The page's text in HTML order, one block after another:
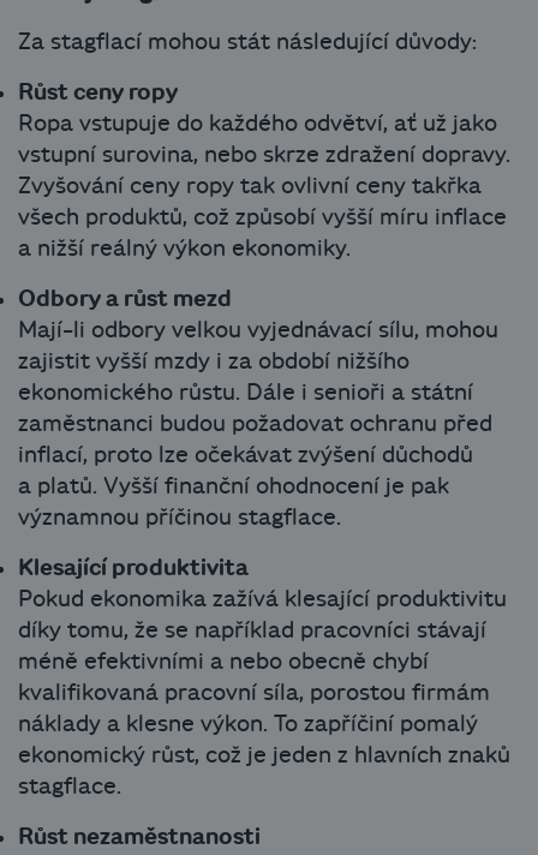
Za stagflací mohou stát následující důvody:
Růst ceny ropy
Ropa vstupuje do každého odvětví, ať už jako
vstupní surovina, nebo skrze zdražení dopravy.
Zvyšování ceny ropy tak ovlivní ceny takřka
všech produktů, což způsobí vyšší míru inflace
a nižší reálný výkon ekonomiky.
Odbory a růst mezd
Mají-li odbory velkou vyjednávací sílu, mohou
zajistit vyšší mzdy i za období nižšího
ekonomického růstu. Dále i senioři a státní
zaměstnanci budou požadovat ochranu před
inflací, proto lze očekávat zvýšení důchodů
a platů. Vyšší finanční ohodnocení je pak
významnou příčinou stagflace.
Klesající produktivita
Pokud ekonomika zažívá klesající produktivitu
díky tomu, že se například pracovníci stávají
méně efektivními a nebo obecně chybí
kvalifikovaná pracovní síla, porostou firmám
náklady a klesne výkon. To zapříčiní pomalý
ekonomický růst, což je jeden z hlavních znaků
stagflace.
Růst nezaměstnanosti